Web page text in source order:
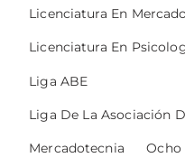
Licenciatura En
Licenciatura En
Liga ABE
Liga De La Asociación
Mercadotecnia Ocho